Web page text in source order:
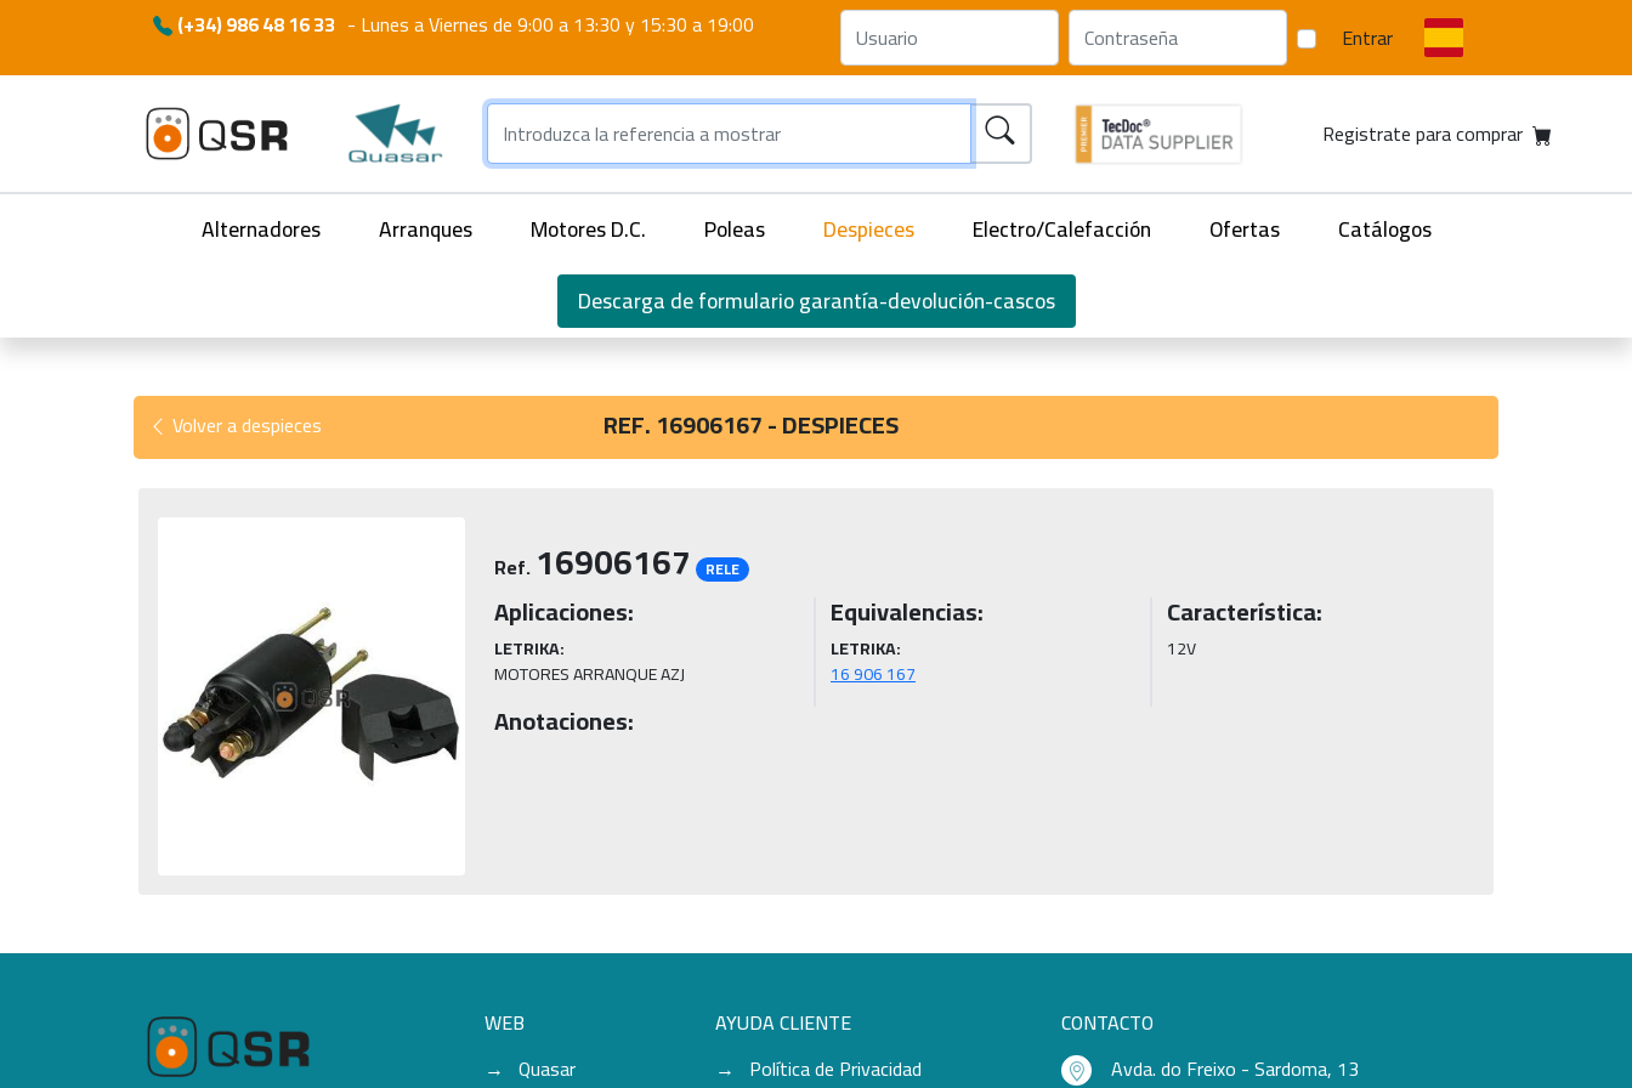
(+34) 986 48 16 33 - Lunes a Viernes de 9:00 a 13:30 y 15:30 a 19:00 Entrar
Registrate para comprar
Alternadores Arranques Motores D.C. Poleas Despieces Electro/Calefacción Ofertas
Catálogos
Descarga de formulario garantía-devolución-cascos
Volver a despieces REF. 16906167 - DESPIECES
Ref. 16906167 RELE
Aplicaciones:
LETRIKA:
MOTORES ARRANQUE AZJ
Equivalencias:
LETRIKA:
16 906 167
Característica:
12V
Anotaciones:
WEB
Quasar
AYUDA CLIENTE
Política de Privacidad
CONTACTO
Avda. do Freixo - Sardoma, 13